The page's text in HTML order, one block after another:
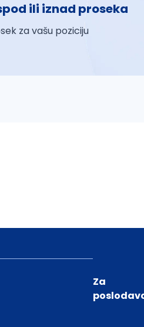
ili iznad proseka
za vašu poziciju
Za